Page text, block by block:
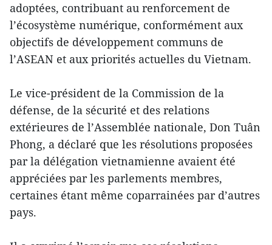
adoptées, contribuant au renforcement de
l’écosystème numérique, conformément aux
objectifs de développement communs de
l’ASEAN et aux priorités actuelles du Vietnam.
Le vice-président de la Commission de la
défense, de la sécurité et des relations
extérieures de l’Assemblée nationale, Don Tuân
Phong, a déclaré que les résolutions proposées
par la délégation vietnamienne avaient été
appréciées par les parlements membres,
certaines étant même coparrainées par d’autres
pays.